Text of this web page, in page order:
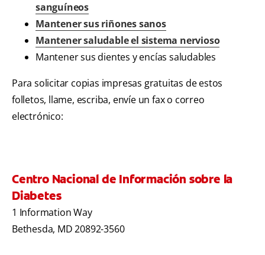
sanguíneos
Mantener sus riñones sanos
Mantener saludable el sistema nervioso
Mantener sus dientes y encías saludables
Para solicitar copias impresas gratuitas de estos
folletos, llame, escriba, envíe un fax o correo
electrónico:
Centro Nacional de Información sobre la
Diabetes
1 Information Way
Bethesda, MD 20892-3560